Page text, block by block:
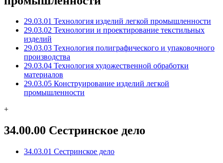
29.03.01 Технология изделий легкой промышленности
29.03.02 Технологии и проектирование текстильных
изделий
29.03.03 Технология полиграфического и упаковочного
производства
29.03.04 Технология художественной обработки
материалов
29.03.05 Конструирование изделий легкой
промышленности
+
34.00.00 Сестринское дело
34.03.01 Сестринское дело